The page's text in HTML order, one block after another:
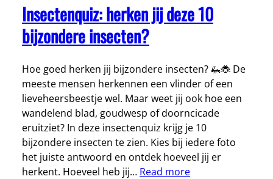
Insectenquiz: herken jij deze 10
bijzondere insecten?
Hoe goed herken jij bijzondere insecten? 🦗🐞 De
meeste mensen herkennen een vlinder of een
lieveheersbeestje wel. Maar weet jij ook hoe een
wandelend blad, goudwesp of doorncicade
eruitziet? In deze insectenquiz krijg je 10
bijzondere insecten te zien. Kies bij iedere foto
het juiste antwoord en ontdek hoeveel jij er
herkent. Hoeveel heb jij… Read more